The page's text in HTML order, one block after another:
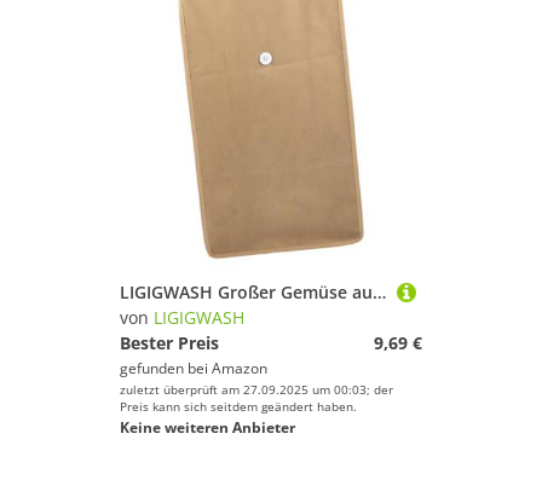
LIGIGWASH Großer Gemüse aufbewahrungsbeutel aus Strapazierfähigem Leinen Wiederverwendbar und Reißfest Atmungsaktiver Kartoffel Obstbeutel für Frische Lagerung zu Hause Freien
von LIGIGWASH
Bester Preis
9,69 €
gefunden bei Amazon
zuletzt überprüft am 27.09.2025 um 00:03; der
Preis kann sich seitdem geändert haben.
Keine weiteren Anbieter